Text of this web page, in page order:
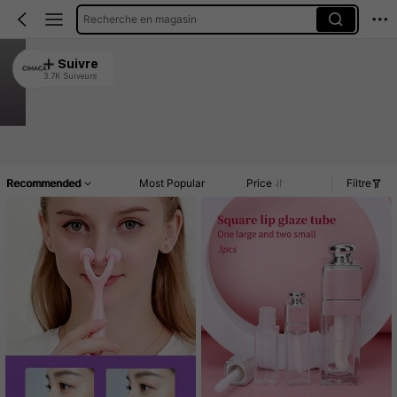
Recherche en magasin
CIMACA
4.93
Suivre
3.7K Suiveurs
Recommended Most Popular Price Filtre